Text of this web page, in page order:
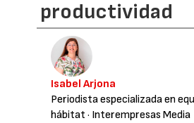
productividad
Isabel Arjona
Periodista especializada en
hábitat · Interempresas Media